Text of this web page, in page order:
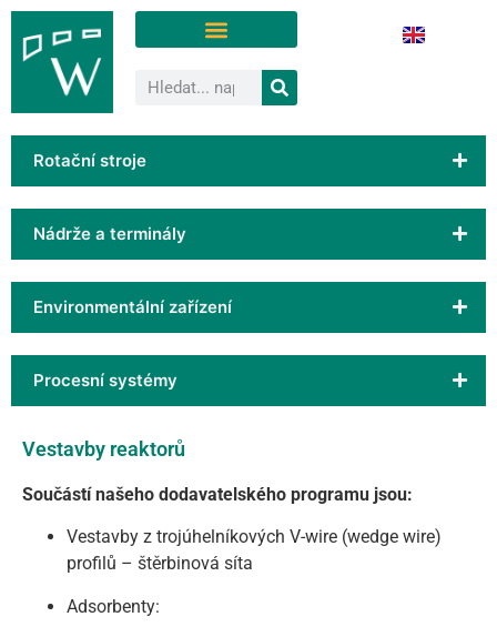
Rotační stroje
Nádrže a terminály
Environmentální zařízení
Procesní systémy
Vestavby reaktorů
Součástí našeho dodavatelského programu jsou:
Vestavby z trojúhelníkových V-wire (wedge wire)
profilů – štěrbinová síta
Adsorbenty: